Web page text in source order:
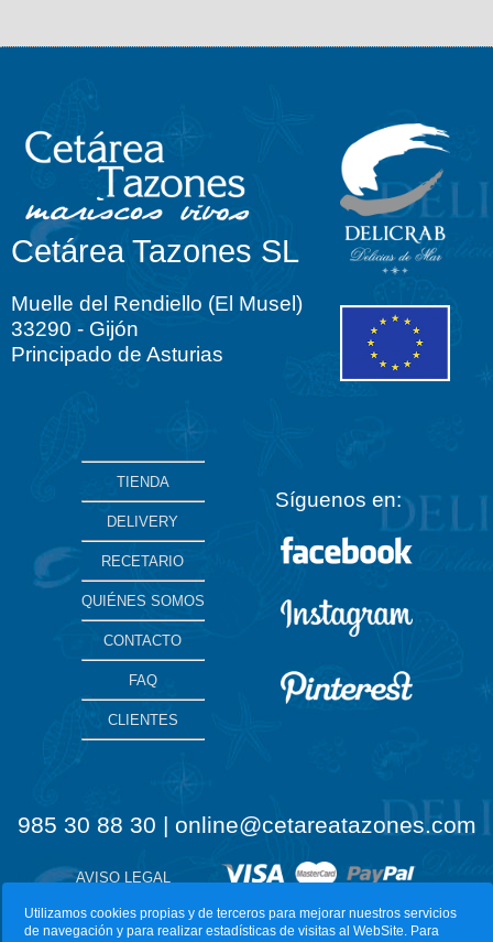
Cetárea Tazones SL
Muelle del Rendiello (El Musel)
33290 - Gijón
Principado de Asturias
TIENDA
DELIVERY
RECETARIO
QUIÉNES SOMOS
CONTACTO
FAQ
CLIENTES
Síguenos en:
985 30 88 30 | online@cetareatazones.com
AVISO LEGAL
Utilizamos cookies propias y de terceros para mejorar nuestros servicios
de navegación y para realizar estadísticas de visitas al WebSite. Para